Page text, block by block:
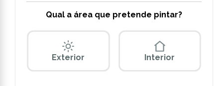
Qual a área que pretende pintar?
Exterior Interior